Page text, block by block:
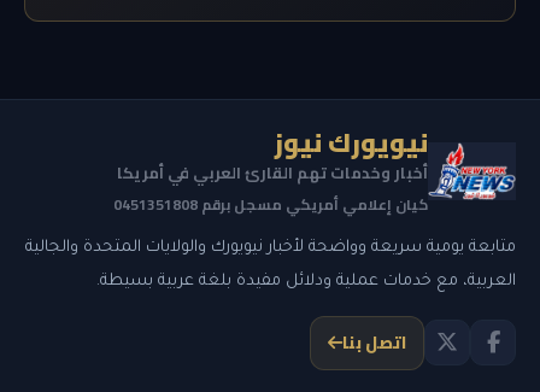
نيويورك نيوز
أخبار وخدمات تهم القارئ العربي في أمريكا
كيان إعلامي أمريكي مسجل برقم 0451351808
متابعة يومية سريعة وواضحة لأخبار نيويورك والولايات المتحدة والجالية
العربية، مع خدمات عملية ودلائل مفيدة بلغة عربية بسيطة.
اتصل بنا